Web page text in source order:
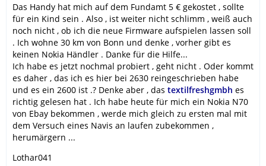
Das Handy hat mich auf dem Fundamt 5 € gekostet , sollte
für ein Kind sein . Also , ist weiter nicht schlimm , weiß auch
noch nicht , ob ich die neue Firmware aufspielen lassen soll
. Ich wohne 30 km von Bonn und denke , vorher gibt es
keinen Nokia Händler . Danke für die Hilfe...
Ich habe es jetzt nochmal probiert , geht nicht . Oder kommt
es daher , das ich es hier bei 2630 reingeschrieben habe
und es ein 2600 ist .? Denke aber , das textilfreshgmbh es
richtig gelesen hat . Ich habe heute für mich ein Nokia N70
von Ebay bekommen , werde mich gleich zu ersten mal mit
dem Versuch eines Navis an laufen zubekommen ,
herumärgern ...
Lothar041